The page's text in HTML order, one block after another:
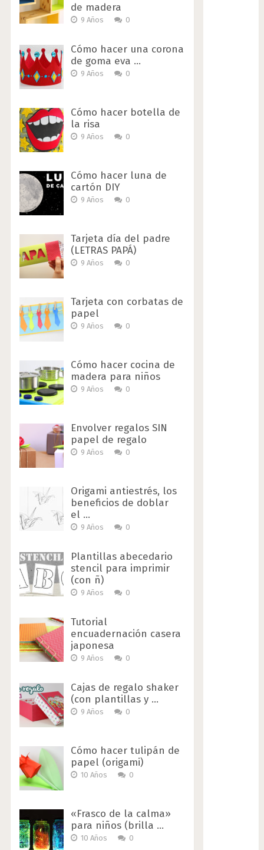
de madera
9 Años 0
Cómo hacer una corona
de goma eva …
9 Años 0
Cómo hacer botella de
la risa
9 Años 0
Cómo hacer luna de
cartón DIY
9 Años 0
Tarjeta día del padre
(LETRAS PAPÁ)
9 Años 0
Tarjeta con corbatas de
papel
9 Años 0
Cómo hacer cocina de
madera para niños
9 Años 0
Envolver regalos SIN
papel de regalo
9 Años 0
Origami antiestrés, los
beneficios de doblar
el …
9 Años 0
Plantillas abecedario
stencil para imprimir
(con ñ)
9 Años 0
Tutorial
encuadernación casera
japonesa
9 Años 0
Cajas de regalo shaker
(con plantillas y …
9 Años 0
Cómo hacer tulipán de
papel (origami)
10 Años 0
«Frasco de la calma»
para niños (brilla …
10 Años 0